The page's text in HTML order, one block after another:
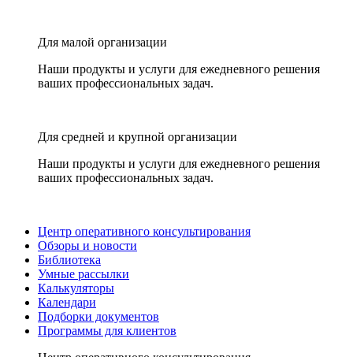
Для малой организации
Наши продукты и услуги для ежедневного решения
ваших профессиональных задач.
Для средней и крупной организации
Наши продукты и услуги для ежедневного решения
ваших профессиональных задач.
Центр оперативного консультирования
Обзоры и новости
Библиотека
Умные рассылки
Калькуляторы
Календари
Подборки документов
Программы для клиентов